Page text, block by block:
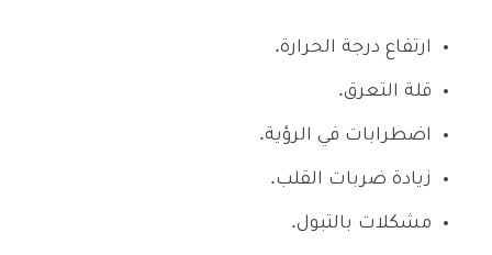
ارتفاع درجة الحرارة.
قلة التعرق.
اضطرابات في الرؤية.
زيادة ضربات القلب.
مشكلات بالتبول.